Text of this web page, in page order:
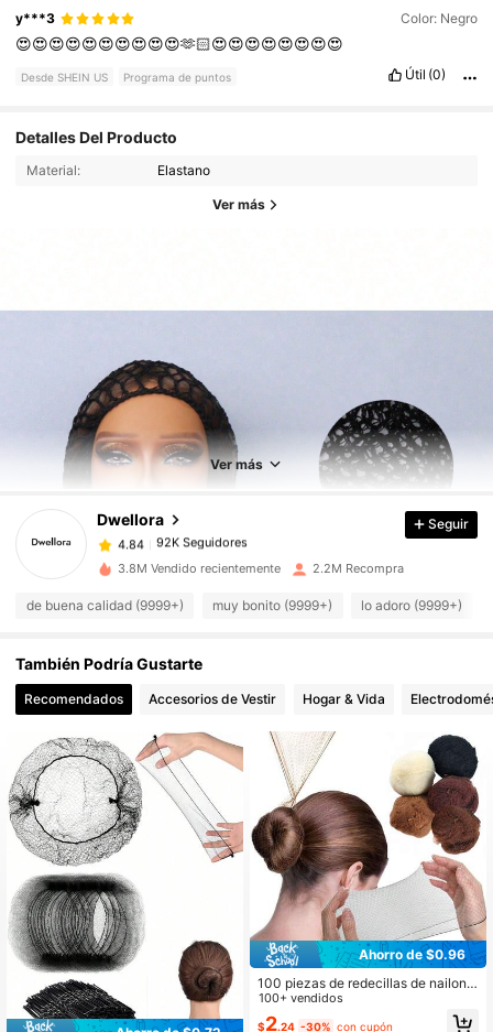
y***3 Color: Negro
😍😍😍😍😍😍😍😍😍😍🫶🏻😍😍😍😍😍😍😍😍
Desde SHEIN US Programa de puntos Útil (0)
Detalles Del Producto
Material: Elastano
Ver más
Ver más
Dwellora
4.84 92K Seguidores
4.84 92K Seguidores
4.84
92K Seguidores
l***s pagóHace 16 horas
4.84 92K Seguidores
4.84 92K Seguidores
92K Seguidores
4.84 92K Seguidores
4.84
4.84 92K Seguidores
4.84 92K Seguidores
Seguir
3.8M Vendido recientemente 2.2M Recompra
de buena calidad (9999+) muy bonito (9999+) lo adoro (9999+)
También Podría Gustarte
Recomendados Accesorios de Vestir Hogar & Vida
Ahorro de $0.96
100 piezas de redecillas de nailon d
uraderas, adecuadas para moños, p
einados, disponibles en negro, dora
100+ vendidos
$2.24 -30% con cupón